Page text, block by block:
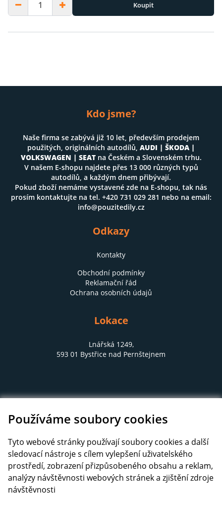
Koupit
Kdo jsme?
Naše firma se zabývá již 10 let, především prodejem
použitých, originálních autodílů, AUDI | ŠKODA |
VOLKSWAGEN | SEATna Českém a Slovenském trhu.
V našem E-shopu najdete přes 13 000 různých typů
autodílů, a každým dnem přibývají.
Pokud zboží nemáme vystavené zde na E-shopu, tak nás
prosím kontaktujte na tel. +420 731 029 281 nebo na email:
info@pouzitedily.cz
Odkazy
Kontakty
Obchodní podmínky
Reklamační řád
Ochrana osobních údajů
Lokace
Lnářská 1249,
593 01 Bystřice nad Pernštejnem
Používáme soubory cookies
Tyto webové stránky používají soubory cookies a další
sledovací nástroje s cílem vylepšení uživatelského
prostředí, zobrazení přizpůsobeného obsahu a reklam,
analýzy návštěvnosti webových stránek a zjištění zdroje
návštěvnosti